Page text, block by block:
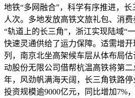
地铁“多网融合”，科学有序推进，
人次。多地发放高铁文旅礼包、消
“轨道上的长三角”，浙江实现陆域“
快速灵通供给了运力保障。适需增
列，南京北坐高架候车层从体布局
动股份无限公司借帮杭温高铁将第
年，风劲帆满海天阔，长三角铁路
投资规模逾9000亿元，同比增加7%